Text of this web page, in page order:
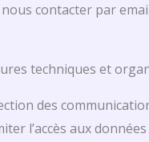
contacter par
techniques et
des
l’accès aux